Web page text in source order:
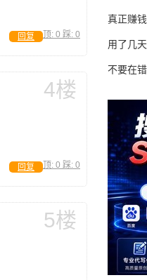
顶: 0 踩: 0
回复
4楼
顶: 0 踩: 0
回复
5楼
真正赚
用了几
不要在